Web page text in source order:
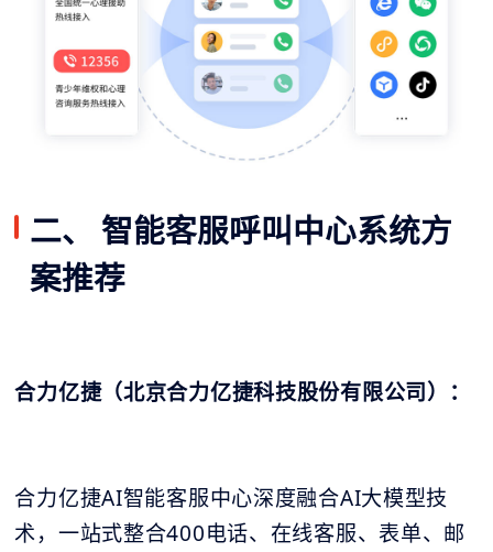
二、 智能客服呼叫中心系统方
案推荐
合力亿捷（北京合力亿捷科技股份有限公司）：
合力亿捷AI智能客服中心深度融合AI大模型技
术，一站式整合400电话、在线客服、表单、邮